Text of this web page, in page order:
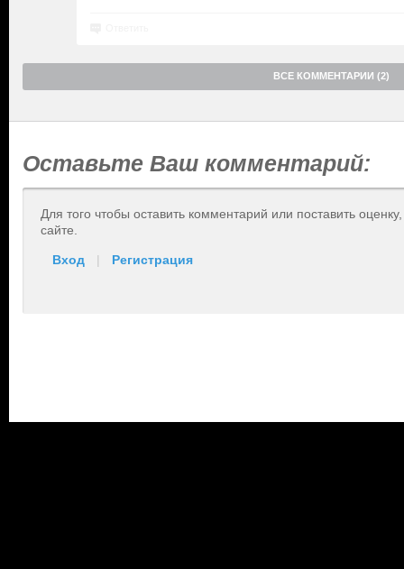
ВСЕ КОММЕНТАРИИ (2)
Оставьте Ваш комментарий:
Для того чтобы оставить комментарий или поставить
сайте.
Вход | Регистрация